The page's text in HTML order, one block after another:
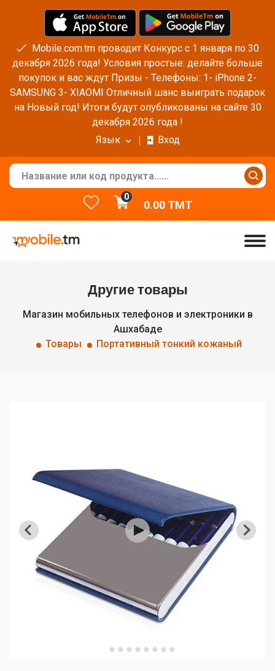
Mobile.com.tm проводит Конкурс с 1 января по 30
декабря 2026 года! Условия простые: делайте больше
покупок и вас ждут Призы - Телефоны: 1- iPhone 2-
SAMSUNG 3- XIAOMI Отличный шанс выиграть подарок
на Новый год! Итоги будут опубликованы на сайте 30
декабря 2026 года !
Язык
Вход
0
0.00TMT
Другие товары
Магазин мобильных телефонов и электроники в
Ашхабаде
Товары
Портативный тонкий кожаный